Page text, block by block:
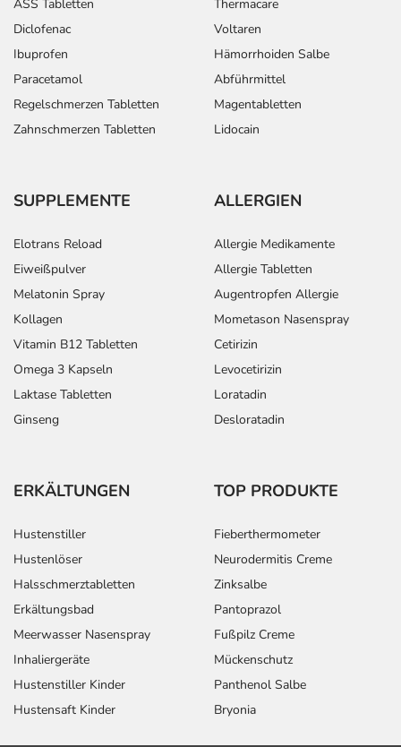
ASS Tabletten
Diclofenac
Ibuprofen
Paracetamol
Regelschmerzen Tabletten
Zahnschmerzen Tabletten
Thermacare
Voltaren
Hämorrhoiden Salbe
Abführmittel
Magentabletten
Lidocain
SUPPLEMENTE
Elotrans Reload
Eiweißpulver
Melatonin Spray
Kollagen
Vitamin B12 Tabletten
Omega 3 Kapseln
Laktase Tabletten
Ginseng
ALLERGIEN
Allergie Medikamente
Allergie Tabletten
Augentropfen Allergie
Mometason Nasenspray
Cetirizin
Levocetirizin
Loratadin
Desloratadin
ERKÄLTUNGEN
Hustenstiller
Hustenlöser
Halsschmerztabletten
Erkältungsbad
Meerwasser Nasenspray
Inhaliergeräte
Hustenstiller Kinder
Hustensaft Kinder
TOP PRODUKTE
Fieberthermometer
Neurodermitis Creme
Zinksalbe
Pantoprazol
Fußpilz Creme
Mückenschutz
Panthenol Salbe
Bryonia